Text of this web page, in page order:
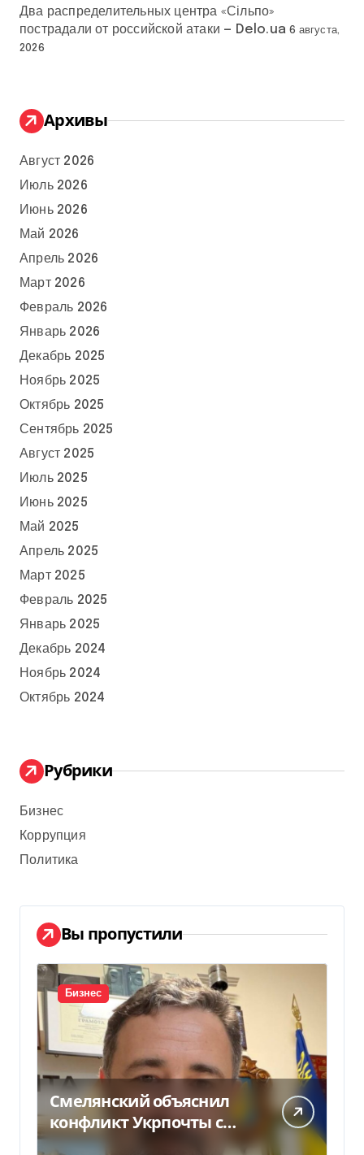
Два распределительных центра «Сільпо»
пострадали от российской атаки — Delo.ua 6 августа,
2026
Архивы
Август 2026
Июль 2026
Июнь 2026
Май 2026
Апрель 2026
Март 2026
Февраль 2026
Январь 2026
Декабрь 2025
Ноябрь 2025
Октябрь 2025
Сентябрь 2025
Август 2025
Июль 2025
Июнь 2025
Май 2025
Апрель 2025
Март 2025
Февраль 2025
Январь 2025
Декабрь 2024
Ноябрь 2024
Октябрь 2024
Рубрики
Бизнес
Коррупция
Политика
Вы пропустили
Бизнес
Смелянский объяснил
конфликт Укрпочты с
НБУ из-за платежек